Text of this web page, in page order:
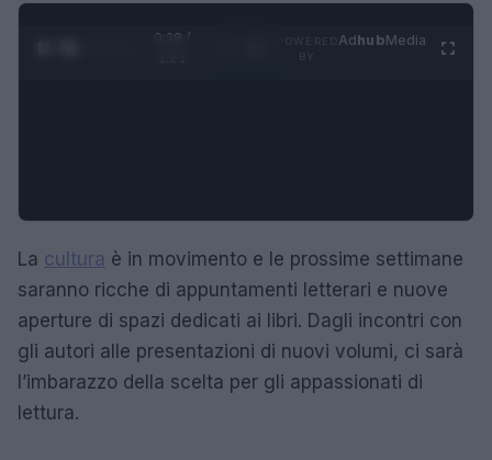
0:29 /
AdhubMedia
La cultura è in movimento e le prossime settimane
saranno ricche di appuntamenti letterari e nuove
aperture di spazi dedicati ai libri. Dagli incontri con
gli autori alle presentazioni di nuovi volumi, ci sarà
l’imbarazzo della scelta per gli appassionati di
lettura.